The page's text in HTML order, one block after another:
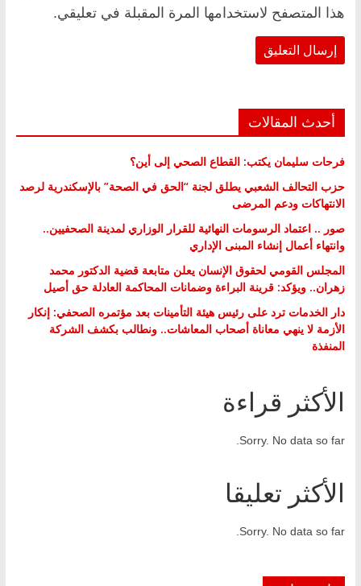
هذا المتصفح لاستخدامها المرة المقبلة في تعليقي.
أحدث المقالات
فرحات سليمان يكتب: القطاع الصحي إلى أين؟
حزب التحالف الشعبي يطلق لجنة “الحق في الصحة” بالإسكندرية لرصد
الانتهاكات ودعم المرضى
صور .. اعتماد الرسومات النهائية للقرار الوزاري لمدينة الصحفيين..
وانتهاء أعمال إنشاء المبنى الإداري
المجلس القومي لحقوق الإنسان يعلن متابعة قضية الدكتور محمد
زهران.. ويؤكد: قرينة البراءة وضمانات المحاكمة العادلة حق أصيل
دار الخدمات ترد على رئيس هيئة التأمينات بعد مؤتمره الصحفي: إنكار
الأزمة لا ينهي معاناة أصحاب المعاشات.. ونطالب بكشف الشركة
المنفذة
الأكثر قراءة
Sorry. No data so far.
الأكثر تعليقا
Sorry. No data so far.